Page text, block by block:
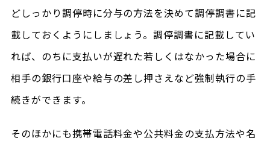
どしっかり調停時に分与の方法を決めて調停調書に記
載しておくようにしましょう。調停調書に記載してい
れば、のちに支払いが遅れた若しくはなかった場合に
相手の銀行口座や給与の差し押さえなど強制執行の手
続きができます。
そのほかにも携帯電話料金や公共料金の支払方法や名